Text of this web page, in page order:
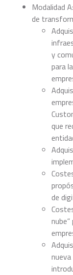
Modalidad
de
y
para
que
de